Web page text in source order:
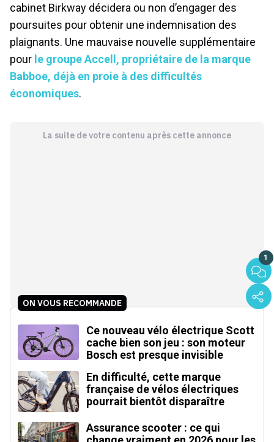
cabinet Birkway décidera ou non d’engager des
poursuites pour obtenir une indemnisation des
plaignants. Une mauvaise nouvelle supplémentaire
pour le groupe Accell, propriétaire de la marque
Babboe, déjà en proie à des difficultés
économiques.
La suite de votre contenu après cette annonce
1
ON VOUS RECOMMANDE
Ce nouveau vélo électrique Scott
cache bien son jeu : son moteur
Bosch est presque invisible
En difficulté, cette marque
française de vélos électriques
pourrait bientôt disparaître
Assurance scooter : ce qui